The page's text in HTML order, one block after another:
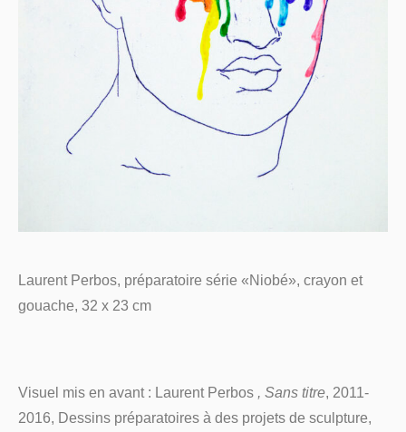
Laurent Perbos, préparatoire série «Niobé», crayon et
gouache, 32 x 23 cm
Visuel mis en avant : Laurent Perbos , Sans titre, 2011-
2016, Dessins préparatoires à des projets de sculpture,